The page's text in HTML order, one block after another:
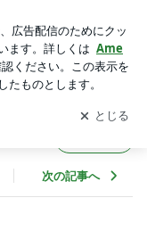
を受け取りまし
開く
次の記事へ